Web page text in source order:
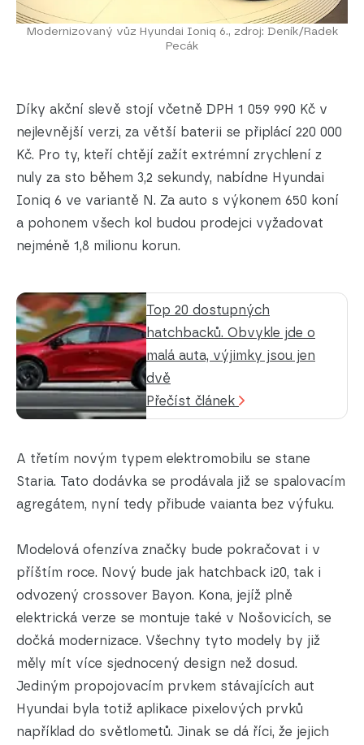
Modernizovaný vůz Hyundai Ioniq 6., zdroj: Deník/Radek
Pecák
Díky akční slevě stojí včetně DPH 1 059 990 Kč v
nejlevnější verzi, za větší baterii se připlácí 220 000
Kč. Pro ty, kteří chtějí zažít extrémní zrychlení z
nuly za sto během 3,2 sekundy, nabídne Hyundai
Ioniq 6 ve variantě N. Za auto s výkonem 650 koní
a pohonem všech kol budou prodejci vyžadovat
nejméně 1,8 milionu korun.
Top 20 dostupných
hatchbacků. Obvykle jde o
malá auta, výjimky jsou jen
dvě
Přečíst článek
A třetím novým typem elektromobilu se stane
Staria. Tato dodávka se prodávala již se spalovacím
agregátem, nyní tedy přibude vaianta bez výfuku.
Modelová ofenzíva značky bude pokračovat i v
příštím roce. Nový bude jak hatchback i20, tak i
odvozený crossover Bayon. Kona, jejíž plně
elektrická verze se montuje také v Nošovicích, se
dočká modernizace. Všechny tyto modely by již
měly mít více sjednocený design než dosud.
Jediným propojovacím prvkem stávajících aut
Hyundai byla totiž aplikace pixelových prvků
například do světlometů. Jinak se dá říci, že jejich